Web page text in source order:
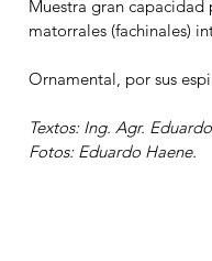
Muestra gran
matorrales (fachinales)
Ornamental, por sus
Textos: Ing. Agr.
Fotos: Eduardo Haene.